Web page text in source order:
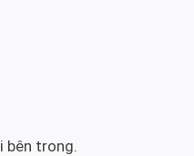
bên trong.